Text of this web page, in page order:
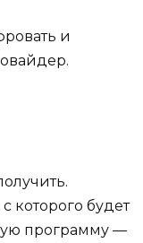
и
которого будет
программу —